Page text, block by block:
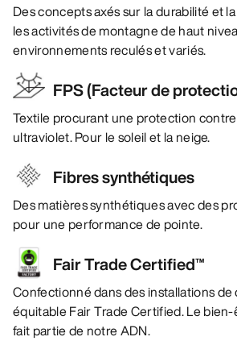
Des concepts axés sur la durabilité et
les activités de montagne de haut
environnements reculés et variés.
FPS (Facteur de
Textile procurant une protection
ultraviolet. Pour le soleil et la neige.
Fibres synthétiques
Des matières synthétiques avec des
pour une performance de pointe.
Fair Trade Certified™
Confectionné dans des installations
équitable Fair Trade Certified. Le
fait partie de notre ADN.